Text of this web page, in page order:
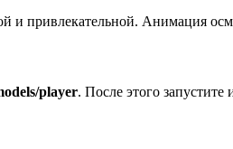
и привлекательной. Анимация
player. После этого